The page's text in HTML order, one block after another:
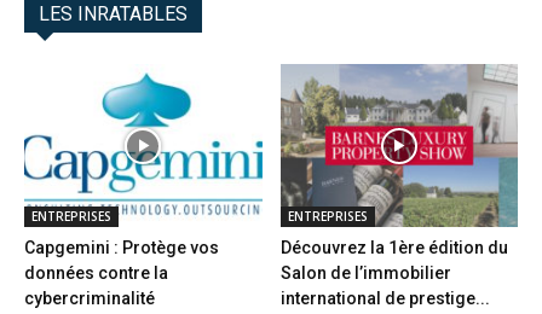
LES INRATABLES
ENTREPRISES
Capgemini : Protège vos
données contre la
cybercriminalité
ENTREPRISES
Découvrez la 1ère édition du
Salon de l’immobilier
international de prestige...